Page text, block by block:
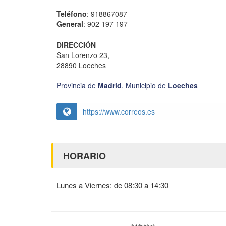
Teléfono: 918867087
General: 902 197 197
DIRECCIÓN
San Lorenzo 23,
28890 Loeches
Provincia de Madrid, Municipio de Loeches
https://www.correos.es
HORARIO
Lunes a Viernes: de 08:30 a 14:30